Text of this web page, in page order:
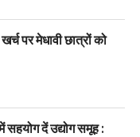
पर मेधावी छात्रों को
सहयोग दें उद्योग समूह :